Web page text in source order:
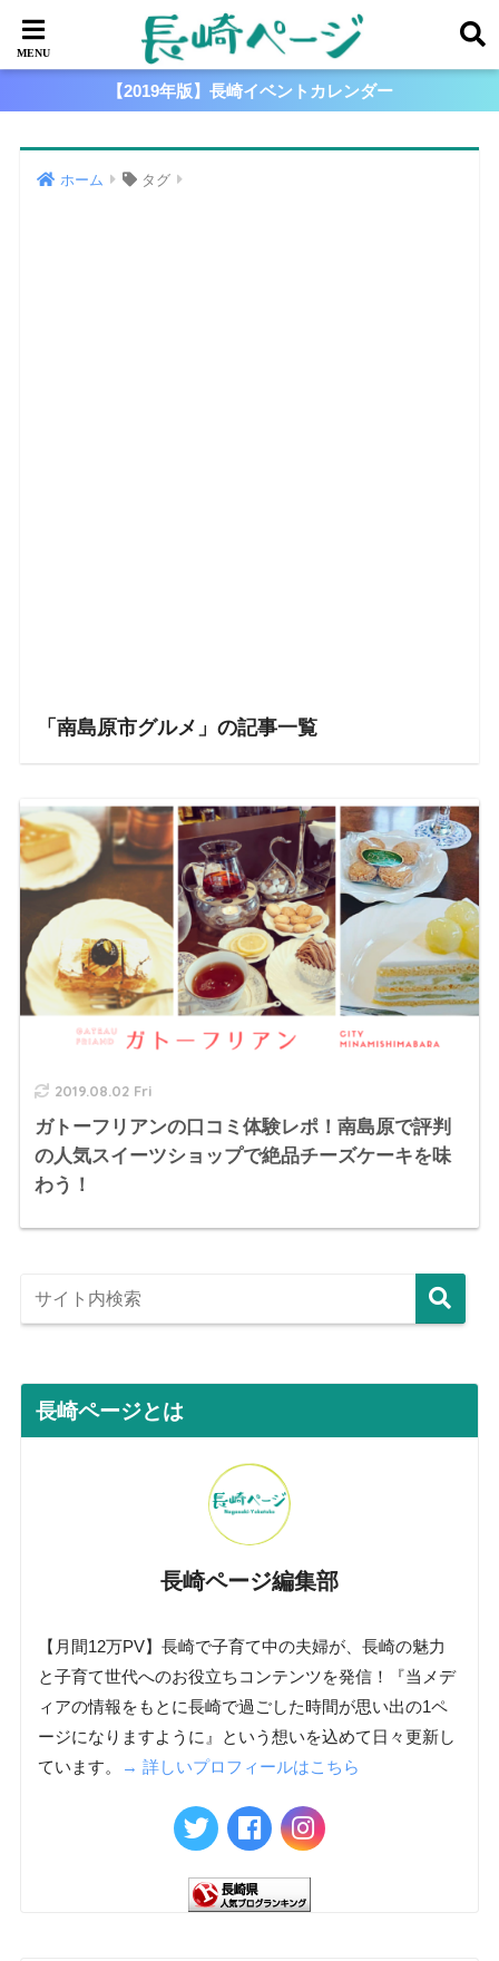
【2019年版】長崎イベントカレンダー
ホーム タグ
「南島原市グルメ」の記事一覧
2019.08.02 Fri
ガトーフリアンの口コミ体験レポ！南島原で評判
の人気スイーツショップで絶品チーズケーキを味
わう！
長崎ページとは
長崎ページ編集部
【月間12万PV】長崎で子育て中の夫婦が、長崎の魅力
と子育て世代へのお役立ちコンテンツを発信！『当メデ
ィアの情報をもとに長崎で過ごした時間が思い出の1ペ
ージになりますように』という想いを込めて日々更新し
ています。
→ 詳しいプロフィールはこちら